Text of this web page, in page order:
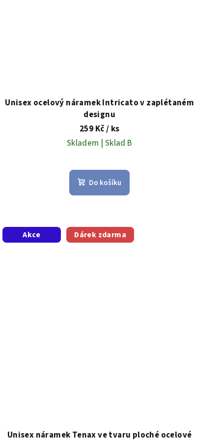
Unisex ocelový náramek Intricato v zaplétaném
designu
259 Kč/ ks
Skladem | Sklad B
Do košíku
Akce Dárek zdarma
Unisex náramek Tenax ve tvaru ploché ocelové